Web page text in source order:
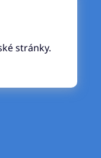
stránky.